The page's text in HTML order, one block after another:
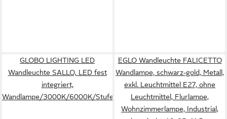
GLOBO LIGHTING LED
Wandleuchte SALLO, LED fest
integriert,
Wandlampe/3000K/6000K/Stufenschalter/opal/Wohnzimmer/Flur
EGLO Wandleuchte FALICETTO
Wandlampe, schwarz-gold, Metall,
exkl. Leuchtmittel E27, ohne
Leuchtmittel, Flurlampe,
Wohnzimmerlampe, Industrial,